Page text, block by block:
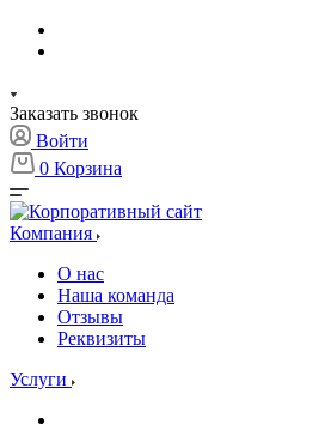
Заказать звонок
Войти
0 Корзина
Компания
О нас
Наша команда
Отзывы
Реквизиты
Услуги